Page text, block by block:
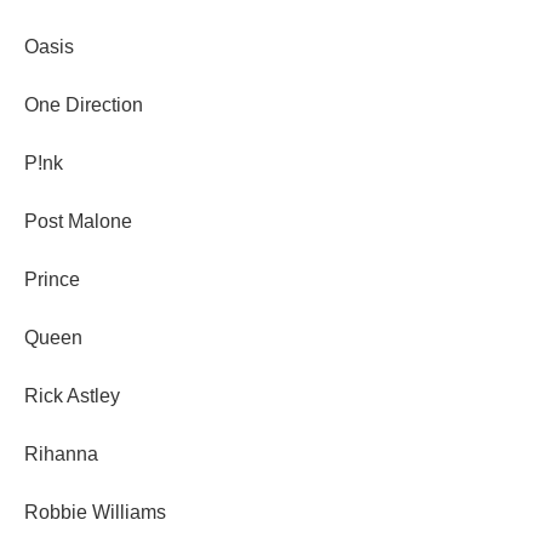
Oasis
One Direction
P!nk
Post Malone
Prince
Queen
Rick Astley
Rihanna
Robbie Williams